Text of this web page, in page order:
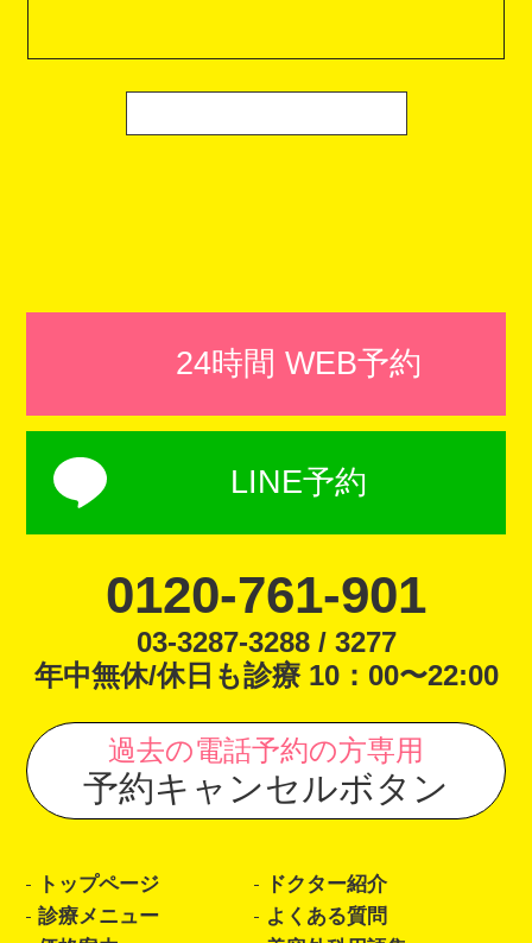
24時間 WEB予約
LINE予約
0120-761-901
03-3287-3288 / 3277
年中無休/休日も診療 10：00〜22:00
過去の電話予約の方専用
予約キャンセルボタン
トップページ
ドクター紹介
診療メニュー
よくある質問